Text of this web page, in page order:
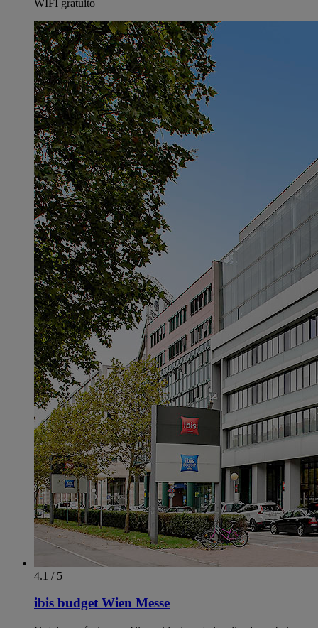
WIFI gratuito
4.1 / 5
ibis budget Wien Messe